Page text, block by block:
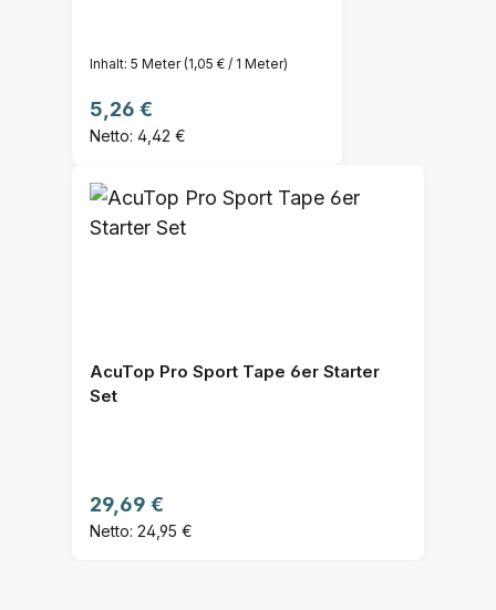
Inhalt: 5 Meter(1,05 € / 1 Meter)
Regulärer Preis:
5,26 €
Netto: 4,42 €
AcuTop Pro Sport Tape 6er Starter
Set
Regulärer Preis:
29,69 €
Netto: 24,95 €